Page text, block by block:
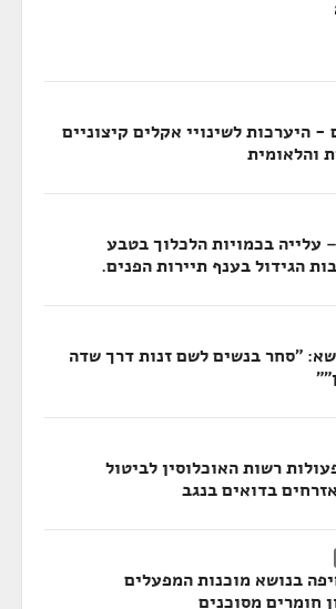
היערכות לשינויי אקלים קיצוניים
והלאומית
עלייה בכמויות הלכלוך בטבע
הגידול בענף תיירות הפנים.
"סחר בנשים לשם זנות דרך שדה
רשות האוכלוסין לביטול
בדואים בנגב
בנושא מוכנות המפעלים
חומרים מסוכנים